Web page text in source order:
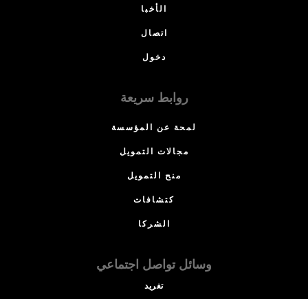
الأخبا
اتصال
دخول
روابط سريعة
لمحة عن المؤسسة
مجالات التمويل
منح التمويل
كتشافات
الشركا
وسائل تواصل اجتماعي
تغريد